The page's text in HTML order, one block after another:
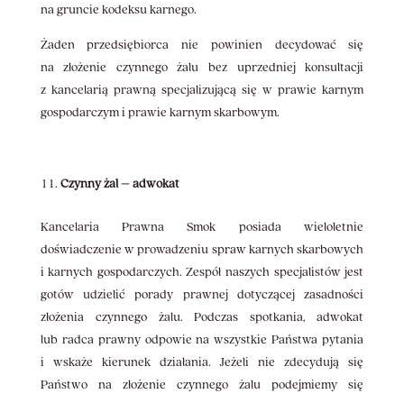
na gruncie kodeksu karnego.
Żaden przedsiębiorca nie powinien decydować się
na złożenie czynnego żalu bez uprzedniej konsultacji
z kancelarią prawną specjalizującą się w prawie karnym
gospodarczym i prawie karnym skarbowym.
Czynny żal – adwokat
Kancelaria Prawna Smok posiada wieloletnie
doświadczenie w prowadzeniu spraw karnych skarbowych
i karnych gospodarczych. Zespół naszych specjalistów jest
gotów udzielić porady prawnej dotyczącej zasadności
złożenia czynnego żalu. Podczas spotkania, adwokat
lub radca prawny odpowie na wszystkie Państwa pytania
i wskaże kierunek działania. Jeżeli nie zdecydują się
Państwo na złożenie czynnego żalu podejmiemy się